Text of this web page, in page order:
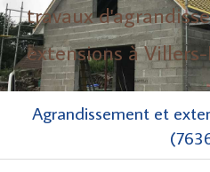
travaux
extensions à
Agrandissement et